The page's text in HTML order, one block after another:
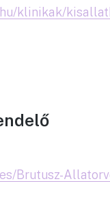
klinikak/
Brutusz-